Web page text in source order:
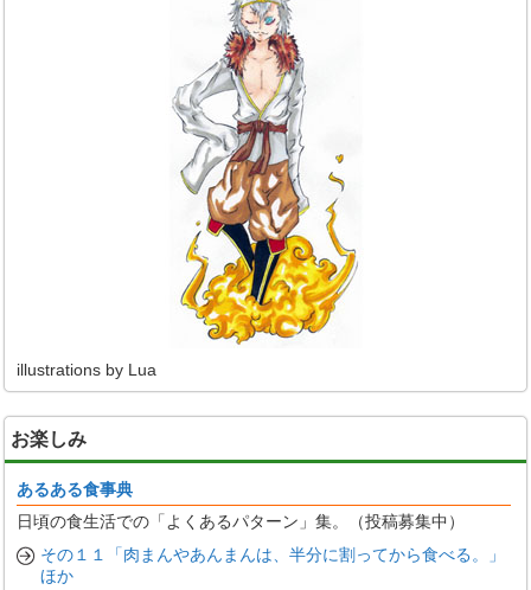
illustrations by Lua
お楽しみ
あるある食事典
日頃の食生活での「よくあるパターン」集。（投稿募集中）
その１１「肉まんやあんまんは、半分に割ってから食べる。」
ほか